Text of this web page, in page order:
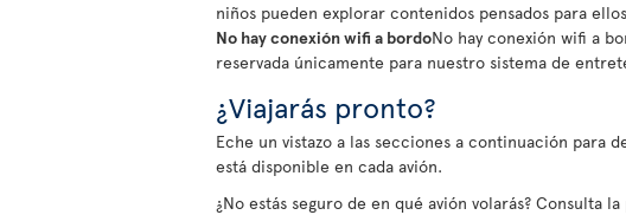
niños pueden explorar contenidos pensados para
No hay conexión wifi a bordoNo hay conexión wifi a
reservada únicamente para nuestro sistema de
¿Viajarás pronto?
Eche un vistazo a las secciones a continuación
está disponible en cada avión.
¿No estás seguro de en qué avión volarás? Consulta la